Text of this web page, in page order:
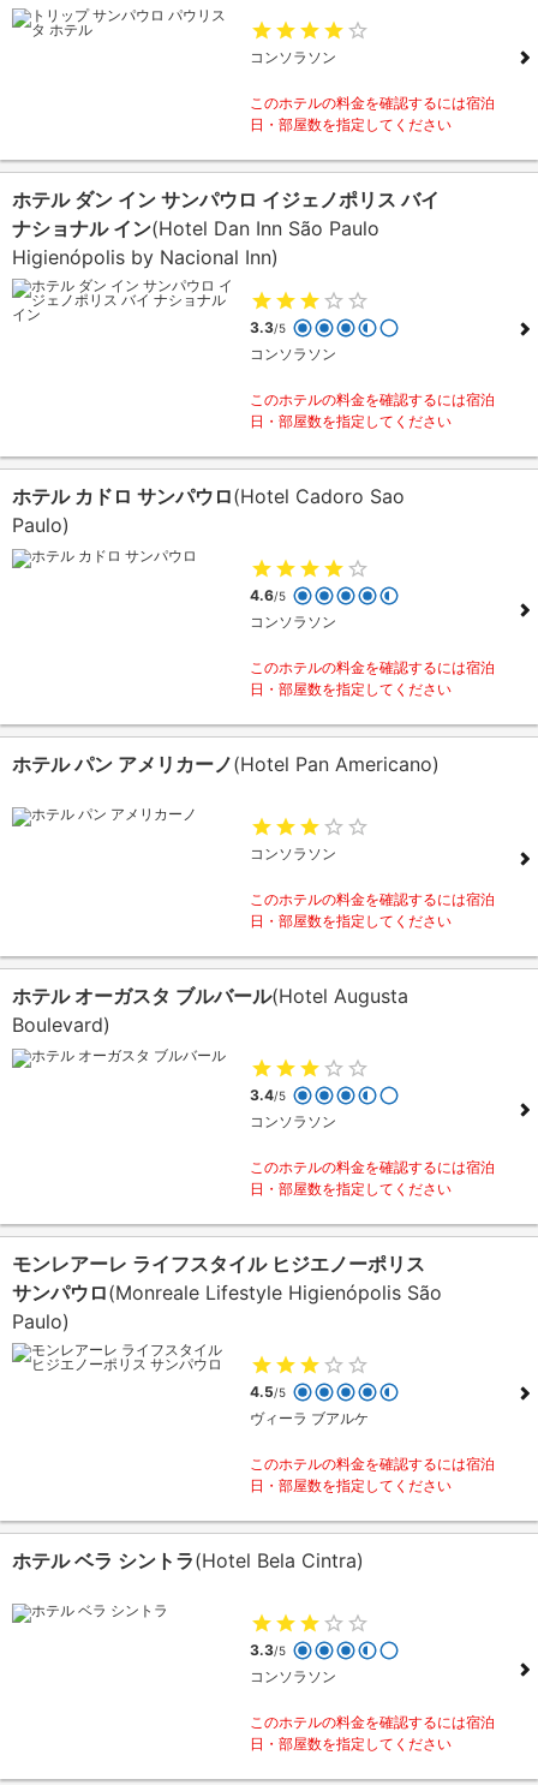
コンソラソン
このホテルの料金を確認するには宿泊
日・部屋数を指定してください
ホテル ダン イン サンパウロ イジェノポリス バイ
ナショナル イン(Hotel Dan Inn São Paulo
Higienópolis by Nacional Inn)
3.3/5
コンソラソン
このホテルの料金を確認するには宿泊
日・部屋数を指定してください
ホテル カドロ サンパウロ(Hotel Cadoro Sao
Paulo)
4.6/5
コンソラソン
このホテルの料金を確認するには宿泊
日・部屋数を指定してください
ホテル パン アメリカーノ(Hotel Pan Americano)
コンソラソン
このホテルの料金を確認するには宿泊
日・部屋数を指定してください
ホテル オーガスタ ブルバール(Hotel Augusta
Boulevard)
3.4/5
コンソラソン
このホテルの料金を確認するには宿泊
日・部屋数を指定してください
モンレアーレ ライフスタイル ヒジエノーポリス
サンパウロ(Monreale Lifestyle Higienópolis São
Paulo)
4.5/5
ヴィーラ ブアルケ
このホテルの料金を確認するには宿泊
日・部屋数を指定してください
ホテル ベラ シントラ(Hotel Bela Cintra)
3.3/5
コンソラソン
このホテルの料金を確認するには宿泊
日・部屋数を指定してください